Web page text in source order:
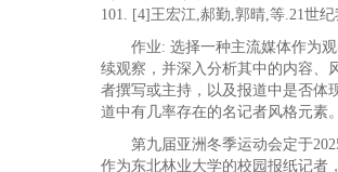
101. [4]王宏江,郝勤,郭晴,等.21世
作业: 选择一种主流媒体作为观
续观察，并深入分析其中的内容、
者撰写或主持，以及报道中是否体
道中有几率存在的名记者风格元素
第九届亚洲冬季运动会定于2025
作为东北林业大学的校园报纸记者